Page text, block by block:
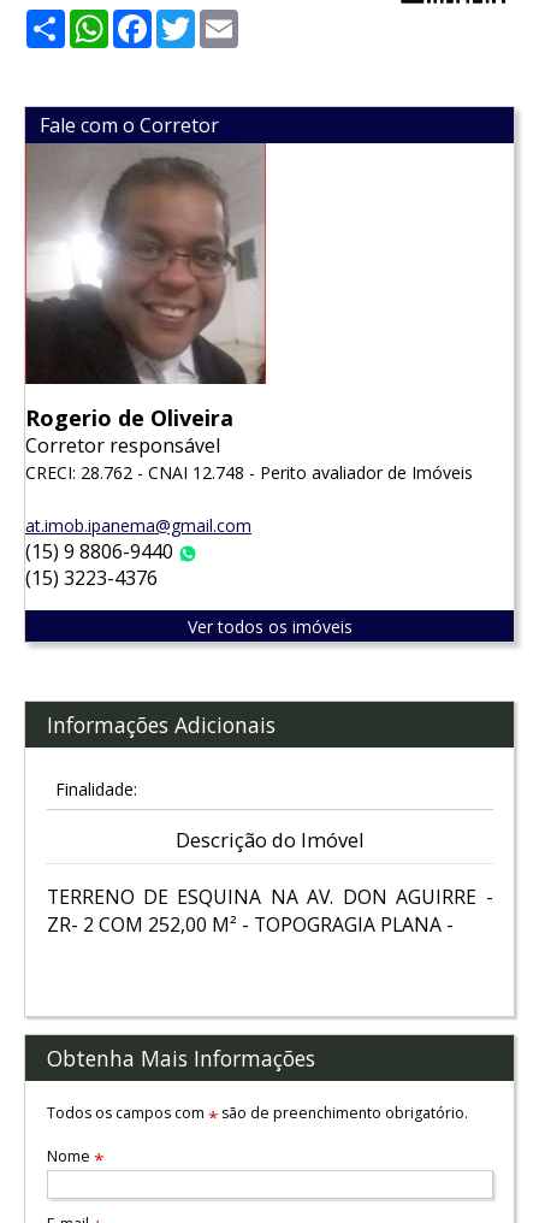
ShareWhatsApp
Facebook
Twitter
Fale com o Corretor
Rogerio de Oliveira
Corretor responsável
CRECI: 28.762 - CNAI 12.748 - Perito avaliador de Imóveis
at.imob.ipanema@gmail.com
(15) 9 8806-9440
(15) 3223-4376
Ver todos os imóveis
Informações Adicionais
Finalidade:
Descrição do Imóvel
TERRENO DE ESQUINA NA AV. DON AGUIRRE -
ZR- 2 COM 252,00 M² - TOPOGRAGIA PLANA -
Obtenha Mais Informações
Todos os campos com *são de preenchimento obrigatório.
Nome *